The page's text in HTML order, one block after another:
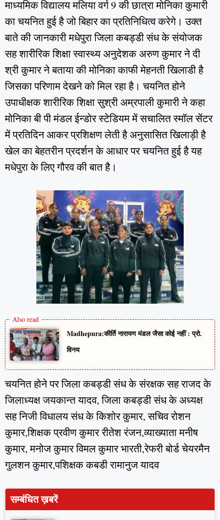
माध्यमिक विद्यालय मलिया वर्ग 9 की छात्रा मोनिका कुमारी
का चयनित हुई है जो बिहार का प्रतिनिधित्व करेगे। उक्त
बाते की जानकारी मधेपुरा जिला कबड्डी संध के संयोजक
सह शारीरिक शिक्षा स्वास्थ्य अनुदेशक अरुण कुमार ने दी
श्री कुमार ने बताया की मोनिका काफी मेहनती खिलाडी है
जिसका परिणाम देखने को मिल रहा है। चयनित होने
उपाधीक्षक शारीरिक शिक्षा सुश्री अम्रपाली कुमारी ने कहा
मोनिका बी पी मंडल ईन्डोर स्टेडियम में सचालित स्मॉल सेंटर
में प्रतिदिन आकर प्रशिक्षण लेती है अनुसासित खिलाड़ी है
खेल का बेहतरीन प्रदर्शन के आधार पर चयनित हुई है यह
मधेपुरा के लिए गौरव की बात है।
Madhepura:कीर्ति नारायण मंडल जैसा कोई नहीं : प्रो.
विनय
चयनित होने पर जिला कबड्डी संध के संरक्षक सह राजद के
जिलाध्यक्ष जयकान्त यादव, जिला कबड्डी संध के अध्यक्ष
सह निजी विधालय संध के किशोर कुमार, सचिव रोशन
कुमार,शिक्षक प्रवीण कुमार रीतेश रंजन,व्याख्याता मनीष
कुमार, मनोज कुमार विमल कुमार भारती,रेफरी बोर्ड चेयरमैन
गुलशन कुमार,पशिक्षक कबडी रामानुज यादव
सम्बंधित ख़बरें